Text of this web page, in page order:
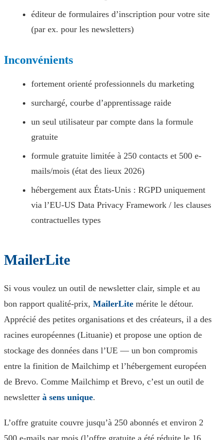
éditeur de formulaires d’inscription pour votre site
(par ex. pour les newsletters)
Inconvénients
fortement orienté professionnels du marketing
surchargé, courbe d’apprentissage raide
un seul utilisateur par compte dans la formule
gratuite
formule gratuite limitée à 250 contacts et 500 e-
mails/mois (état des lieux 2026)
hébergement aux États-Unis : RGPD uniquement
via l’EU-US Data Privacy Framework / les clauses
contractuelles types
MailerLite
Si vous voulez un outil de newsletter clair, simple et au
bon rapport qualité-prix, MailerLite mérite le détour.
Apprécié des petites organisations et des créateurs, il a des
racines européennes (Lituanie) et propose une option de
stockage des données dans l’UE — un bon compromis
entre la finition de Mailchimp et l’hébergement européen
de Brevo. Comme Mailchimp et Brevo, c’est un outil de
newsletter à sens unique.
L’offre gratuite couvre jusqu’à 250 abonnés et environ 2
500 e-mails par mois (l’offre gratuite a été réduite le 16